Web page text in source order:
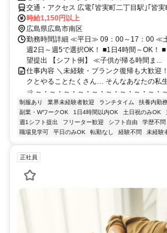
交通・アクセス 広電｢皆実町二丁目駅｣｢皆実
/ 交通費支給有◎車・自転車通勤OK
時給1,150円以上
広島県広島市南区
勤務時間詳細 ≪平日≫ 09：00～17：00 ≪
週2日～週5で選択OK！ ■1日4時間～OK！
望提出 【シフト例】 ≪子供が帰る時間ま...
仕事内容 ＼未経験・ブランク復帰も大歓迎
クとやることたくさん… そんなあなたの私
⇒ ～・～・～・～・～・～・～・～・～・
制服あり 業界未経験者歓迎 ランチタイム 扶養内勤
副業・WワークOK
1日4時間以内OK 土日祝のみOK
週1シフト提出
フリーター歓迎 シフト自由 学歴不問
職場見学可
平日のみOK 転勤なし 経験不問 未経験
正社員